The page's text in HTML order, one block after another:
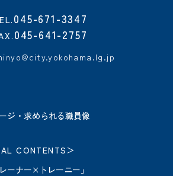
ジ・求められる職員像
045-671-3347
045-641-2757
CONTENTS＞
ーナー×トレーニー」